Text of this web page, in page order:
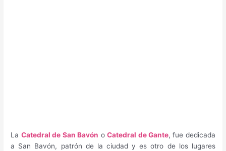
La Catedral de San Bavón oCatedral de Gante, fue dedicada
a San Bavón, patrón de la ciudad y es otro de los lugares